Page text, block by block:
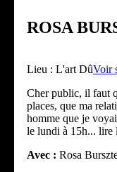
ROSA
Lieu : L'art DûVoir
Cher public, il faut
places, que ma
homme que je
le lundi à 15h... lire
Avec : Rosa